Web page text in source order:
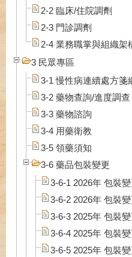
2-2 臨床/住院調劑
2-3 門診調劑
2-4 業務職掌與組織架
3 民眾專區
3-1 慢性病連續處方箋
3-2 藥物查詢/進度調查
3-3 藥物諮詢
3-4 用藥衛教
3-5 領藥須知
3-6 藥品包裝變更
3-6-1 2026年 包裝變
3-6-2 2026年 包裝變
3-6-3 2025年 包裝變
3-6-4 2025年 包裝變
3-6-5 2025年 包裝變